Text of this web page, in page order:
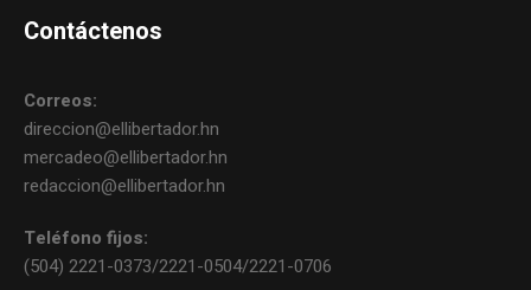
Contáctenos
Correos:
direccion@ellibertador.hn
mercadeo@ellibertador.hn
redaccion@ellibertador.hn
Teléfono fijos:
(504) 2221-0373/2221-0504/2221-0706